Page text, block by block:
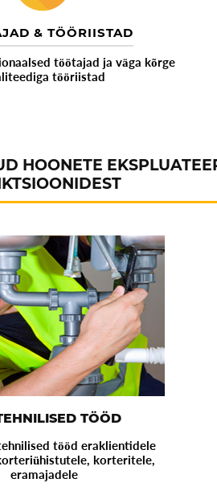
JA EHITUSTÖÖD
& TÖÖRIISTAD
töötajad ja väga kõrge
tööriistad
HOONETE
TÖÖD
tööd eraklientidele
korteritele,
eramajadele